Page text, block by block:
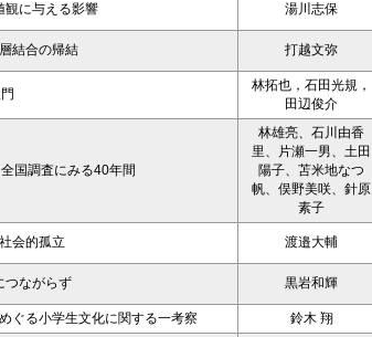
観に与える影響 湯川志保
結合の帰結 打越文弥
林拓也，石田光規，
田辺俊介
国調査にみる40年間
林雄亮、石川由香
里、片瀬一男、土田
陽子、苫米地なつ
帆、俣野美咲、針原
素子
会的孤立 渡邉大輔
つながらず 黒岩和輝
ぐる小学生文化に関する一考察
鈴木 翔